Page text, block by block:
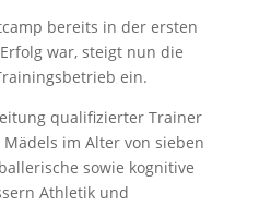
bereits in der ersten
war, steigt nun die
ein.
qualifizierter Trainer
im Alter von sieben
sowie kognitive
Athletik und